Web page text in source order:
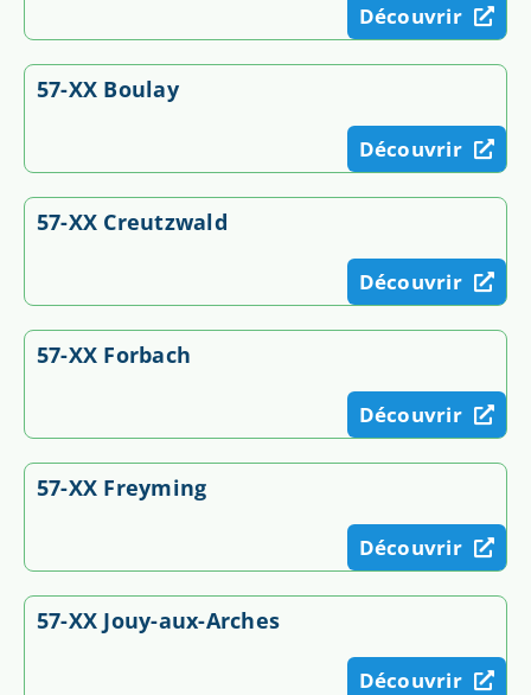
Découvrir
57-XX Boulay
Découvrir
57-XX Creutzwald
Découvrir
57-XX Forbach
Découvrir
57-XX Freyming
Découvrir
57-XX Jouy-aux-Arches
Découvrir